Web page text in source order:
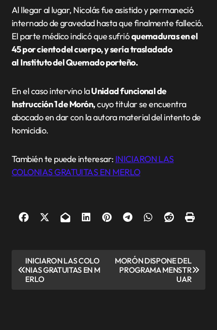
Al llegar al lugar, Nicolás fue asistido y permaneció
internado de gravedad hasta que finalmente falleció.
El parte médico indicó que sufrióquemaduras en el
45 por ciento del cuerpo, y sería trasladado
al Instituto del Quemado porteño.
En el caso intervino laUnidad funcional de
Instrucción 1 de Morón,cuyo titular se encuentra
abocado en dar con la autora material del intento de
homicidio.
También te puede interesar: INICIARON LAS
COLONIAS GRATUITAS EN MERLO
a
INICIARON LAS COLO
NIAS GRATUITAS EN M
ERLO
MORÓN DISPONE DEL
PROGRAMA MENSTR
UAR